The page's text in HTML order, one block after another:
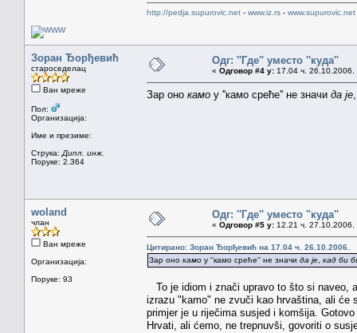
http://pedja.supurovic.net - www.iz.rs - www.supurovic.net
Зоран Ђорђевић
староседелац
Ван мреже
Пол:
Организација:
Име и презиме:
Струка: Дипл. инж.
Поруке: 2.364
Одг: ''Где'' уместо ''куда''
« Одговор #4 у: 17.04 ч. 26.10.2006.
Зар оно камо у ''камо среће'' не значи да је
woland
члан
Ван мреже
Организација:
Поруке: 93
Одг: ''Где'' уместо ''куда''
« Одговор #5 у: 12.21 ч. 27.10.2006.
Цитирано: Зоран Ђорђевић на 17.04 ч. 26.10.2006.
Зар оно камо у ''камо среће'' не значи да је кад би
To je idiom i znači upravo to što si naveo,
izrazu "kamo" ne zvuči kao hrvaština, ali će
primjer je u riječima susjed i komšija.
Hrvati, ali ćemo, ne trepnuvši, govoriti o